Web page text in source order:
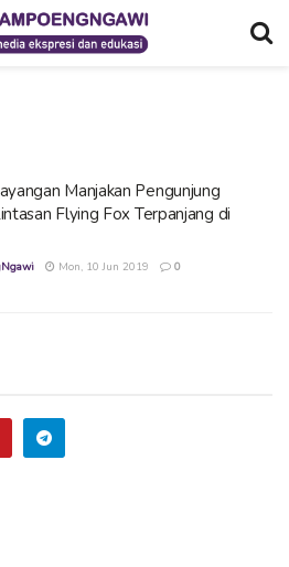
Manjakan Pengunjung
Flying Fox Terpanjang di
Mon, 10 Jun 2019 0